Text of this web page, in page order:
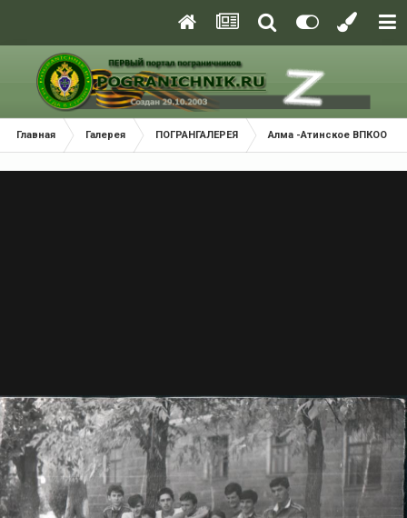
Главная Галерея ПОГРАНГАЛЕРЕЯ Алма -Атинское